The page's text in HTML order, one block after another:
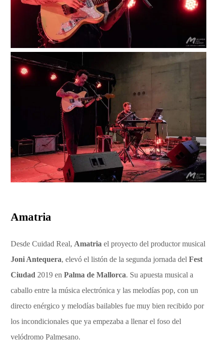
Amatria
Desde Cuidad Real, Amatria el proyecto del productor musical
Joni Antequera, elevó el listón de la segunda jornada delFest
Ciudad 2019 enPalma de Mallorca. Su apuesta musical a
caballo entre la música electrónica y las melodías pop, con un
directo enérgico y melodías bailables fue muy bien recibido por
los incondicionales que ya empezaba a llenar el foso del
velódromo Palmesano.